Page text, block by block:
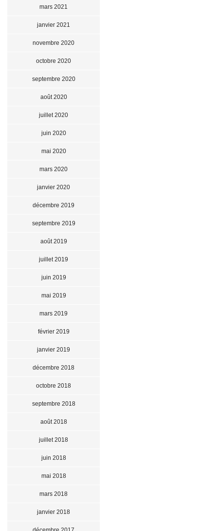
mars 2021
janvier 2021
novembre 2020
octobre 2020
septembre 2020
août 2020
juillet 2020
juin 2020
mai 2020
mars 2020
janvier 2020
décembre 2019
septembre 2019
août 2019
juillet 2019
juin 2019
mai 2019
mars 2019
février 2019
janvier 2019
décembre 2018
octobre 2018
septembre 2018
août 2018
juillet 2018
juin 2018
mai 2018
mars 2018
janvier 2018